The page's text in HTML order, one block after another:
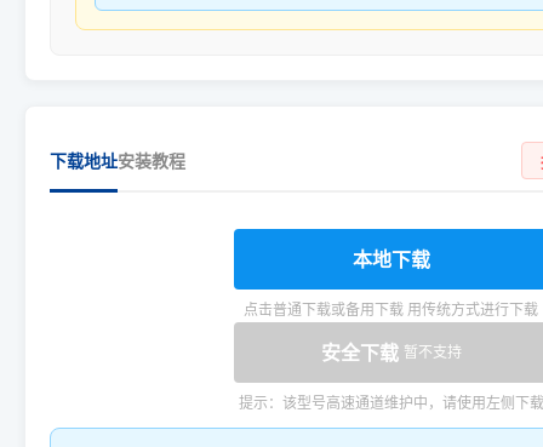
下载地址安装教程
本地下载
点击普通下载或备用下载 用传统方式进行下载
安全下载 暂不支持
提示：该型号高速通道维护中，请使用左侧下载